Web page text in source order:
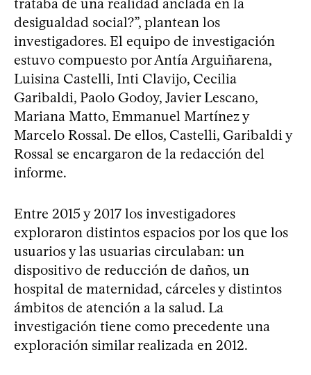
trataba de una realidad anclada en la
desigualdad social?”, plantean los
investigadores. El equipo de investigación
estuvo compuesto por Antía Arguiñarena,
Luisina Castelli, Inti Clavijo, Cecilia
Garibaldi, Paolo Godoy, Javier Lescano,
Mariana Matto, Emmanuel Martínez y
Marcelo Rossal. De ellos, Castelli, Garibaldi y
Rossal se encargaron de la redacción del
informe.
Entre 2015 y 2017 los investigadores
exploraron distintos espacios por los que los
usuarios y las usuarias circulaban: un
dispositivo de reducción de daños, un
hospital de maternidad, cárceles y distintos
ámbitos de atención a la salud. La
investigación tiene como precedente una
exploración similar realizada en 2012.